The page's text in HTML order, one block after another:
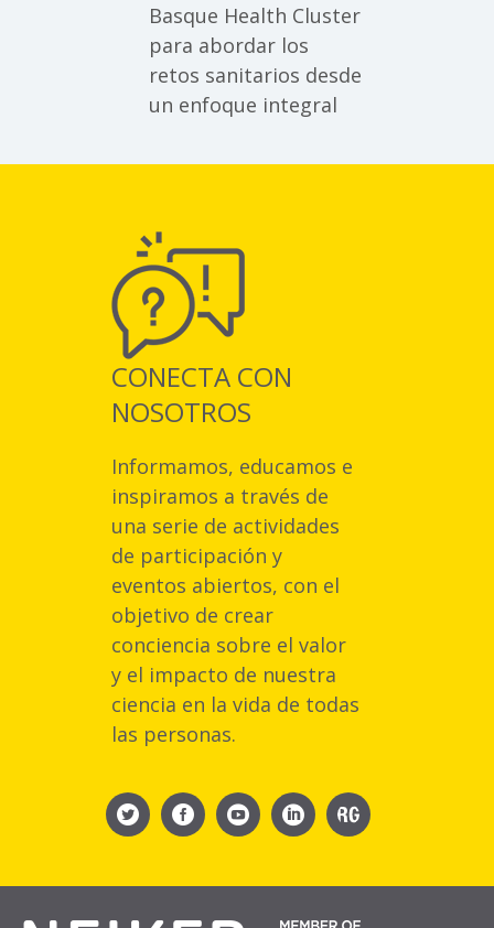
Basque Health Cluster
para abordar los
retos sanitarios desde
un enfoque integral
CONECTA CON
NOSOTROS
Informamos, educamos e
inspiramos a través de
una serie de actividades
de participación y
eventos abiertos, con el
objetivo de crear
conciencia sobre el valor
y el impacto de nuestra
ciencia en la vida de todas
las personas.